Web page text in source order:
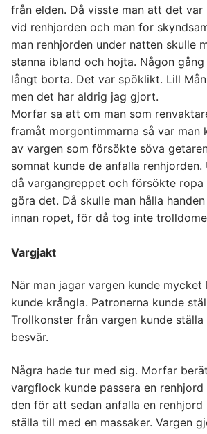
från elden. Då visste man att det
vid renhjorden och man for
man renhjorden under natten skulle
stanna ibland och hojta. Någon
långt borta. Det var spöklikt. Lill
men det har aldrig jag gjort.
Morfar sa att om man som
framåt morgontimmarna så var man
av vargen som försökte söva
somnat kunde de anfalla
då vargangreppet och försökte ropa
göra det. Då skulle man hålla
innan ropet, för då tog inte
Vargjakt
När man jagar vargen kunde mycket
kunde krångla. Patronerna kunde
Trollkonster från vargen kunde
besvär.
Några hade tur med sig. Morfar
vargflock kunde passera en
den för att sedan anfalla en
ställa till med en massaker. Vargen